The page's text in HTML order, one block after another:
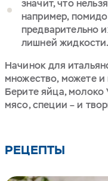
значит, что
например,
предварительно
лишней жидкости.
Начинок для
множество, можете и
Берите яйца,
мясо, специи – и
РЕЦЕПТЫ